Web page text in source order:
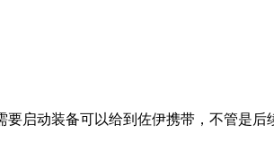
启动装备可以给到佐伊携带，不管是后